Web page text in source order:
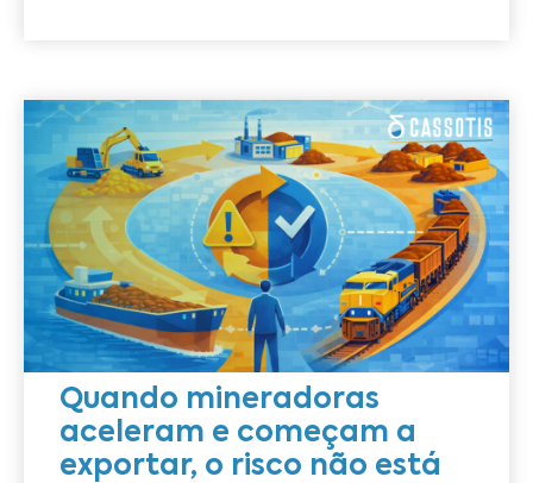
Quando mineradoras
aceleram e começam a
exportar, o risco não está